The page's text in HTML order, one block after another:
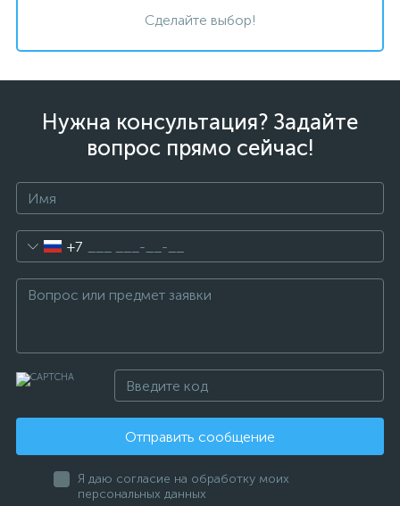
Сделайте выбор!
Нужна консультация? Задайте
вопрос прямо сейчас!
+7
Отправить сообщение
Я даю согласие на обработку моих
персональных данных